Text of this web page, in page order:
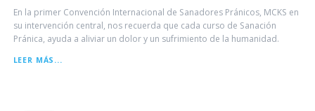
En la primer Convención Internacional de Sanadores Pránicos, MCKS en
su intervención central, nos recuerda que cada curso de Sanación
Pránica, ayuda a aliviar un dolor y un sufrimiento de la humanidad.
LEER MÁS...